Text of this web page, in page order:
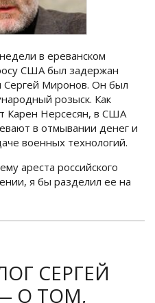
в ереванском
США был задержан
Сергей Миронов. Он был
розыск. Как
Карен Нерсесян, в США
в отмывании денег и
военных технологий.
ареста российского
я бы разделил ее на
СЕРГЕЙ
О ТОМ,